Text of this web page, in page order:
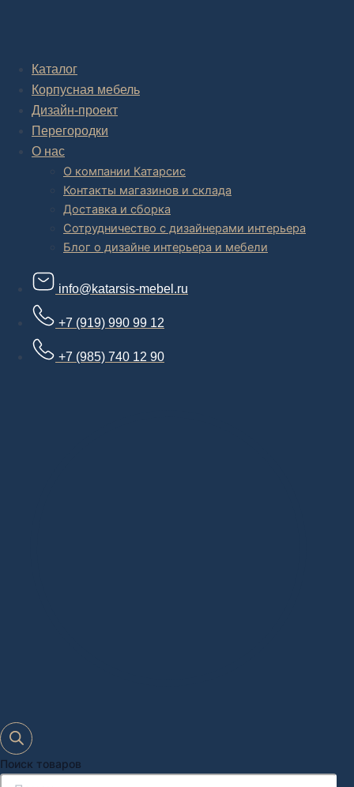
Каталог
Корпусная мебель
Дизайн-проект
Перегородки
О нас
О компании Катарсис
Контакты магазинов и склада
Доставка и сборка
Сотрудничество с дизайнерами интерьера
Блог о дизайне интерьера и мебели
info@katarsis-mebel.ru
+7 (919) 990 99 12
+7 (985) 740 12 90
Поиск товаров
дизайн проекта интерьера,
В салоне мебелииинтернет магазине дизайнерской мебели
есть и готовые товары, которые можем доставить уже сегодня, и
корпусная мебель на заказ, включая кухни.